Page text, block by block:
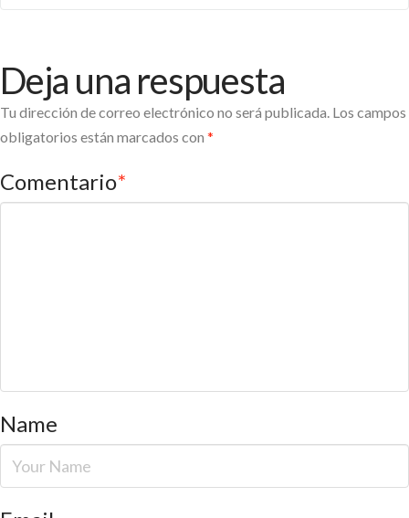
Deja una respuesta
Tu dirección de correo electrónico no será publicada. Los campos
obligatorios están marcados con *
Comentario*
Name